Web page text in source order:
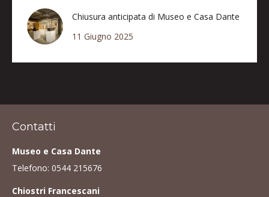
Chiusura anticipata di Museo e Casa Dante
11 Giugno 2025
Contatti
Museo e Casa Dante
Telefono: 0544 215676
Chiostri Francescani